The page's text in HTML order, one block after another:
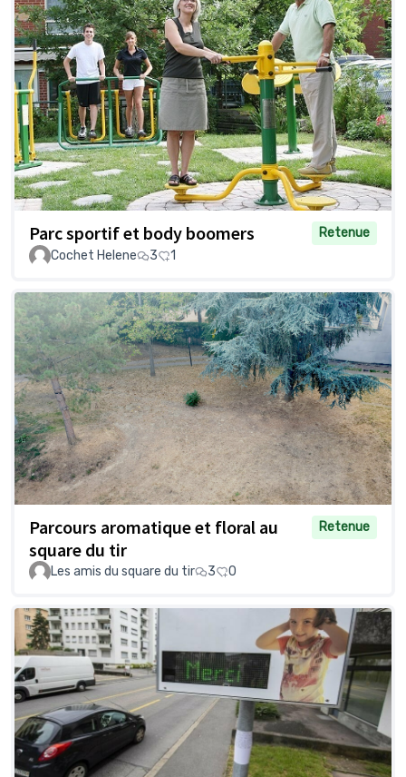
Parc sportif et body boomers
Retenue
Cochet Helene
3 1
Parcours aromatique et floral au
square du tir
Retenue
Les amis du square du tir 3 0